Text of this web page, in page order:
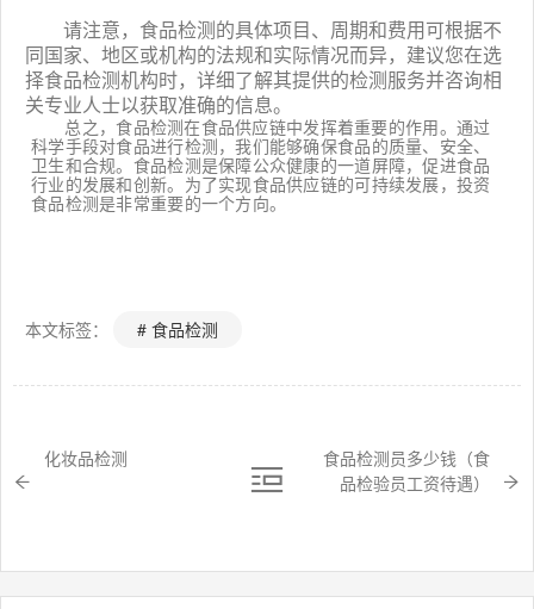
请注意，食品检测的具体项目、周期和费用可根据不
同国家、地区或机构的法规和实际情况而异，建议您在选
择食品检测机构时，详细了解其提供的检测服务并咨询相
关专业人士以获取准确的信息。
总之，食品检测在食品供应链中发挥着重要的作用。通过
科学手段对食品进行检测，我们能够确保食品的质量、安全、
卫生和合规。食品检测是保障公众健康的一道屏障，促进食品
行业的发展和创新。为了实现食品供应链的可持续发展，投资
食品检测是非常重要的一个方向。
本文标签： # 食品检测
化妆品检测
食品检测员多少钱（食
品检验员工资待遇）